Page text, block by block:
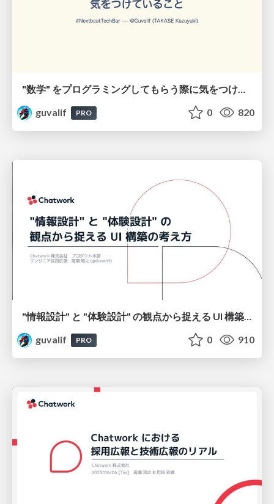
"数学" をプログラミングしてもらう際に気をつけていること / Key Considerations When Programming "Mathematics"
guvalif
PRO 0 820
"情報設計" と "体験設計" の観点から捉える UI 構築の考え方 / Approaches to UI Construction from the Perspectives of "Information Architecture" and "Experience Design"
guvalif
PRO 0 910